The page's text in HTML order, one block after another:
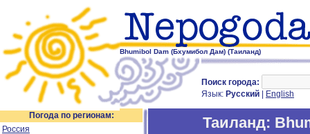
Bhumibol Dam (Бхумибол Дам) (Таиланд)
Поиск города:
Язык: Русский English
Погода по регионам:
Россия
Таиланд: